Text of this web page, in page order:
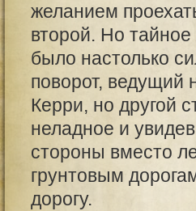
желанием
второй. Но
было настолько
поворот, ведущий
Керри, но другой
неладное и
стороны вместо
грунтовым
дорогу.